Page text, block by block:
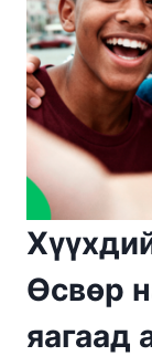
Өсвөр
яагаад